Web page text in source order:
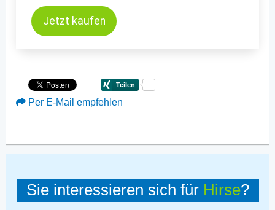
Jetzt kaufen
Per E-Mail empfehlen
Sie interessieren sich für Hirse?